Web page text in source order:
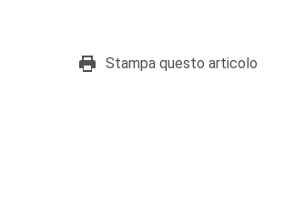
Stampa questo articolo